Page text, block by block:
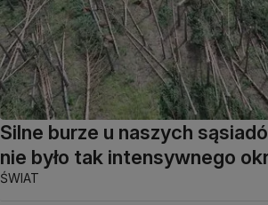
Silne burze u naszych
nie było tak intensywnego
ŚWIAT